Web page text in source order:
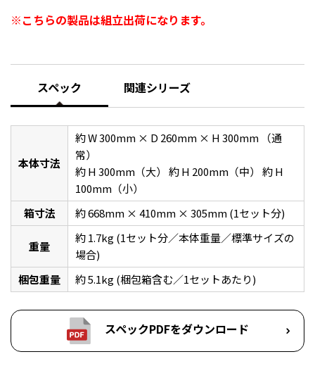
※こちらの製品は組立出荷になります。
スペック 関連シリーズ
本体寸法
約 W 300mm × D 260mm × H 300mm （通
常）
約 H 300mm（大） 約 H 200mm（中） 約 H
100mm（小）
箱寸法
約 668mm × 410mm × 305mm (1セット分)
重量
約 1.7kg (1セット分／本体重量／標準サイズの
場合)
梱包重量
約 5.1kg (梱包箱含む／1セットあたり)
スペックPDFをダウンロード